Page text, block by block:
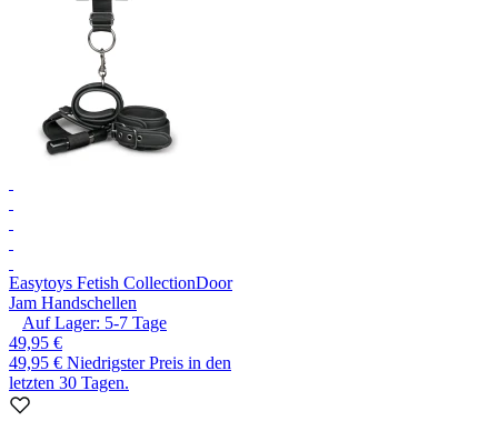
Easytoys Fetish CollectionDoor
Jam Handschellen
Auf Lager: 5-7 Tage
49,95 €
49,95 € Niedrigster Preis in den
letzten 30 Tagen.